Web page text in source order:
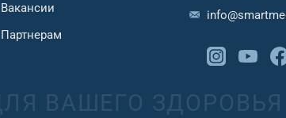
Вакансии
Партнерам
ВАШЕГО ЗДОРОВЬЯ